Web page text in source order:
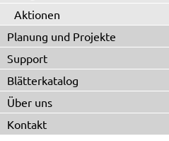
Aktionen
Planung und Projekte
Support
Blätterkatalog
Über uns
Kontakt